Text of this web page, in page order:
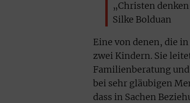
„Christen
Silke Bolduan
Eine von denen, die
zwei Kindern. Sie
Familienberatung
bei sehr gläubigen
dass in Sachen